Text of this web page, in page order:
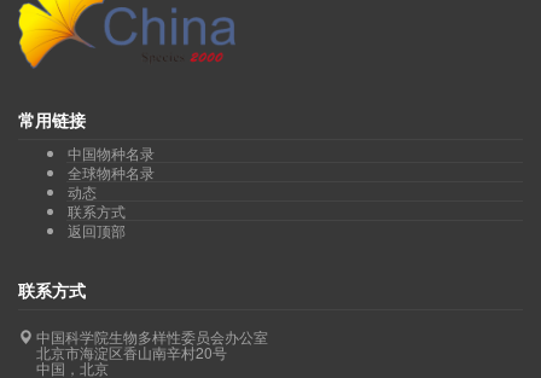
常用链接
中国物种名录
全球物种名录
动态
联系方式
返回顶部
联系方式
中国科学院生物多样性委员会办公室
北京市海淀区香山南辛村20号
中国，北京